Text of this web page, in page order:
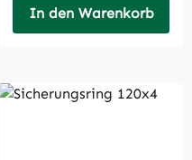
In den Warenkorb